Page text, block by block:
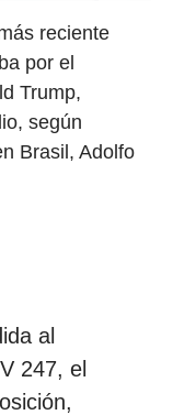
reciente
por el
Trump,
según
Brasil, Adolfo
al
247, el